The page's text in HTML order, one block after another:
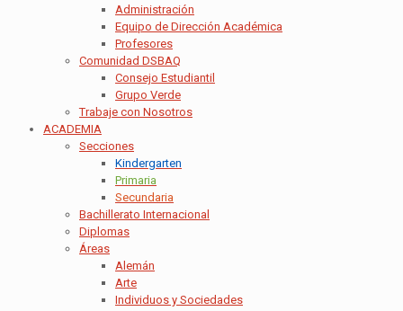
Administración
Equipo de Dirección Académica
Profesores
Comunidad DSBAQ
Consejo Estudiantil
Grupo Verde
Trabaje con Nosotros
ACADEMIA
Secciones
Kindergarten
Primaria
Secundaria
Bachillerato Internacional
Diplomas
Áreas
Alemán
Arte
Individuos y Sociedades